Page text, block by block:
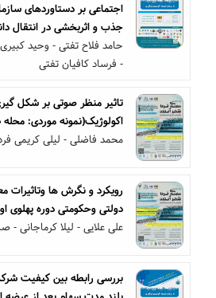
اجتماعی بر دستاوردهای
جذب و اثربخشی در انتقال
حامد فلاح تفتی - وحید
- فرساد کافیان تفتی
تاثیر منظر صوتی بر شکل
اکولوژیک(نمونه موردی:
محمد فاضلی - لیلی کریمی
رویکرد و نگرش ها وتاثیرات
دولتی وحکومتی دوره پهلوی
علی علایی - لیلا کرماجانی -
بررسی رابطه بین کیفیت